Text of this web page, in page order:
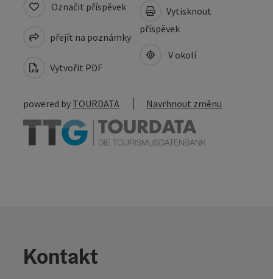
Označit příspěvek
přejít na poznámky
Vytvořit PDF
Vytisknout
příspěvek
V okolí
powered by TOURDATA Navrhnout změnu
Kontakt